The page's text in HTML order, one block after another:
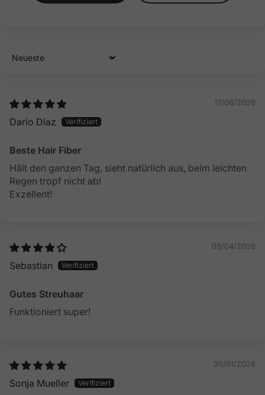
Sort by
17/06/2026
Dario Diaz
Beste Hair Fiber
Hält den ganzen Tag, sieht natürlich aus, beim leichten
Regen tropf nicht ab!
Exzellent!
09/04/2026
Sebastian
Gutes Streuhaar
Funktioniert super!
30/01/2026
Sonja Mueller